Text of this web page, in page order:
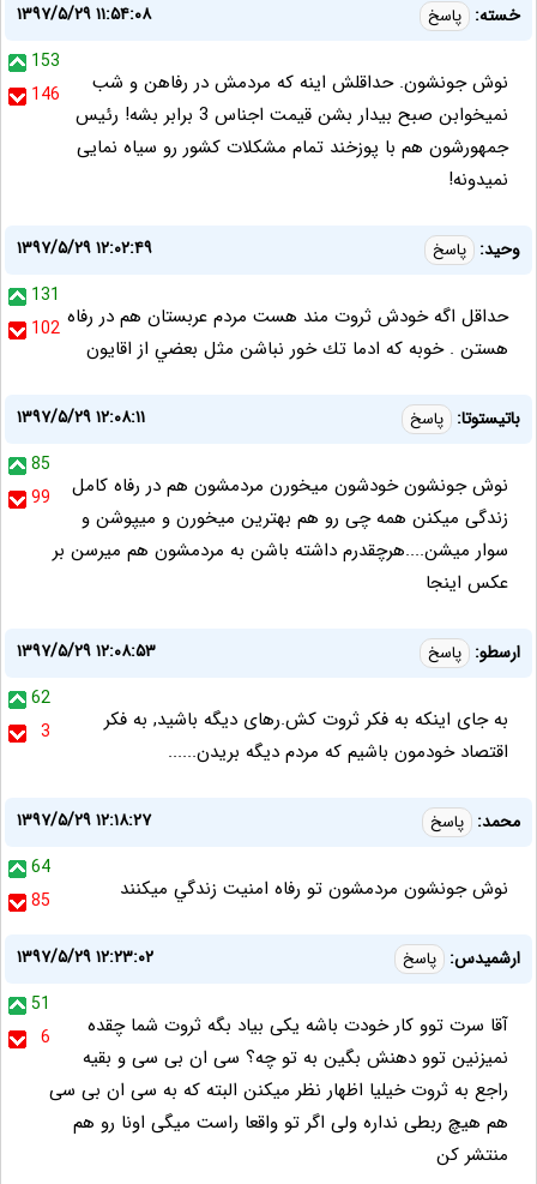
خسته: پاسخ
۱۳۹۷/۵/۲۹ ۱۱:۵۴:۰۸
153
146
نوش جونشون. حداقلش اینه که مردمش در رفاهن و شب
نمیخوابن صبح بیدار بشن قیمت اجناس 3 برابر بشه! رئیس
جمهورشون هم با پوزخند تمام مشکلات کشور رو سیاه نمایی
نمیدونه!
وحيد: پاسخ
۱۳۹۷/۵/۲۹ ۱۲:۰۲:۴۹
131
102 حداقل اگه خودش ثروت مند هست مردم عربستان هم در رفاه
هستن . خوبه كه ادما تك خور نباشن مثل بعضي از اقايون
باتیستوتا: پاسخ
۱۳۹۷/۵/۲۹ ۱۲:۰۸:۱۱
85
99
نوش جونشون خودشون میخورن مردمشون هم در رفاه کامل
زندگی میکنن همه چی رو هم بهترین میخورن و میپوشن و
سوار میشن....هرچقدرم داشته باشن به مردمشون هم میرسن بر
عکس اینجا
ارسطو: پاسخ
۱۳۹۷/۵/۲۹ ۱۲:۰۸:۵۳
62
3
به جای اینکه به فکر ثروت کش.رهای دیگه باشید, به فکر
اقتصاد خودمون باشیم که مردم دیگه بریدن......
محمد: پاسخ
۱۳۹۷/۵/۲۹ ۱۲:۱۸:۲۷
64
85
نوش جونشون مردمشون تو رفاه امنيت زندگي ميكنند
ارشمیدس: پاسخ
۱۳۹۷/۵/۲۹ ۱۲:۲۳:۰۲
51
6
آقا سرت توو کار خودت باشه یکی بیاد بگه ثروت شما چقده
نمیزنین توو دهنش بگین به تو چه؟ سی ان بی سی و بقیه
راجع به ثروت خیلیا اظهار نظر میکنن البته که به سی ان بی سی
هم هیچ ربطی نداره ولی اگر تو واقعا راست میگی اونا رو هم
منتشر کن